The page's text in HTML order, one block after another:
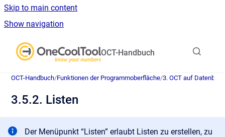
Skip to main content
Show navigation
OCT-Handbuch
OCT-Handbuch/Funktionen der Programmoberfläche/3. OCT auf
3.5.2. Listen
Der Menüpunkt “Listen” erlaubt Listen zu erstellen, zu